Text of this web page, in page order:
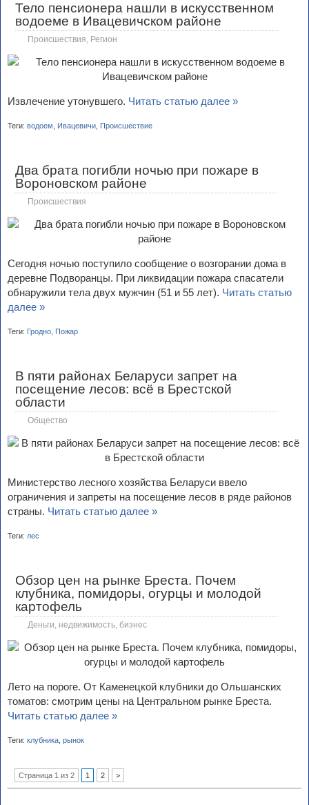
Тело пенсионера нашли в искусственном
водоеме в Ивацевичском районе
Происшествия Регион
Извлечение утонувшего. Читать статью далее »
Теги: водоем Ивацевичи Происшествие
Два брата погибли ночью при пожаре в
Вороновском районе
Происшествия
Сегодня ночью поступило сообщение о возгорании дома в
деревне Подворанцы. При ликвидации пожара спасатели
обнаружили тела двух мужчин (51 и 55 лет). Читать статью
далее »
Теги: Гродно Пожар
В пяти районах Беларуси запрет на
посещение лесов: всё в Брестской
области
Общество
Министерство лесного хозяйства Беларуси ввело
ограничения и запреты на посещение лесов в ряде районов
страны. Читать статью далее »
Теги: лес
Обзор цен на рынке Бреста. Почем
клубника, помидоры, огурцы и молодой
картофель
Деньги, недвижимость, бизнес
Лето на пороге. От Каменецкой клубники до Ольшанских
томатов: смотрим цены на Центральном рынке Бреста.
Читать статью далее »
Теги: клубника рынок
Страница 1 из 2 1 2 >